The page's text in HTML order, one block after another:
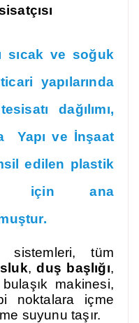
sıcak ve soğuk
yapılarında
dağılımı,
Yapı ve İnşaat
edilen plastik
için ana
sistemleri, tüm
,duş başlığı,
makinesi,
noktalara içme
suyunu taşır.